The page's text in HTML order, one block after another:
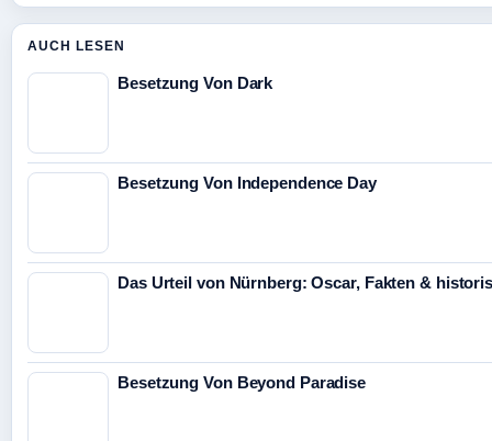
AUCH LESEN
Besetzung Von Dark
Besetzung Von Independence Day
Das Urteil von Nürnberg: Oscar, Fakten &
Besetzung Von Beyond Paradise